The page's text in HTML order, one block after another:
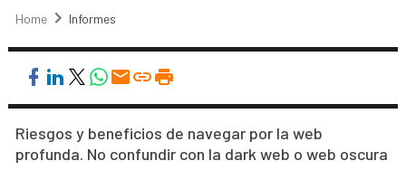
Home Informes
Riesgos y beneficios de navegar por la web
profunda. No confundir con la dark web o web oscura